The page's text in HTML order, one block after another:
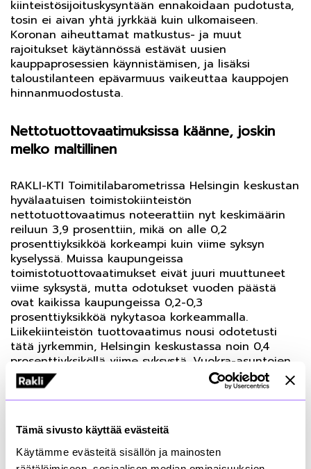
Tämä sivusto käyttää evästeitä
Käytämme evästeitä sisällön ja mainosten
kiinteistösijoituskysyntään ennakoidaan pudotusta,
tosin ei aivan yhtä jyrkkää kuin ulkomaiseen.
Koronan aiheuttamat matkustus- ja muut
rajoitukset käytännössä estävät uusien
kauppaprosessien käynnistämisen, ja lisäksi
taloustilanteen epävarmuus vaikeuttaa kauppojen
hinnanmuodostusta.
Nettotuottovaatimuksissa käänne, joskin
melko maltillinen
RAKLI-KTI Toimitilabarometrissa Helsingin keskustan
hyvälaatuisen toimistokiinteistön
nettotuottovaatimus noteerattiin nyt keskimäärin
reiluun 3,9 prosenttiin, mikä on alle 0,2
prosenttiyksikköä korkeampi kuin viime syksyn
kyselyssä. Muissa kaupungeissa
toimistotuottovaatimukset eivät juuri muuttuneet
viime syksystä, mutta odotukset vuoden päästä
ovat kaikissa kaupungeissa 0,2-0,3
prosenttiyksikköä nykytasoa korkeammalla.
Liikekiinteistön tuottovaatimus nousi odotetusti
tätä jyrkemmin, Helsingin keskustassa noin 0,4
prosenttiyksiköllä viime syksystä. Vuokra-asuntojen
oletettu kriisinkestävyys näkyy myös
tuottovaatimusnoteerauksissa: helsinkiläisen
hyväsijaintisen asuntokiinteistön tuottovaade
verrattuna ja tulevalle vuodellekin ennakoidaan
vain hienoista liikahdusta ylöspäin.